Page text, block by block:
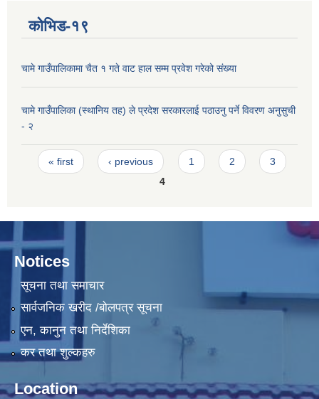
कोभिड-१९
चामे गाउँपालिकामा चैत १ गते वाट हाल सम्म प्रवेश गरेको संख्या
चामे गाउँपालिका (स्थानिय तह) ले प्रदेश सरकारलाई पठाउनु पर्ने विवरण अनुसुची
- २
Pages
« first ‹ previous 1 2
3
4
Notices
सूचना तथा समाचार
सार्वजनिक खरीद /बोलपत्र सूचना
एन, कानुन तथा निर्देशिका
कर तथा शुल्कहरु
Location